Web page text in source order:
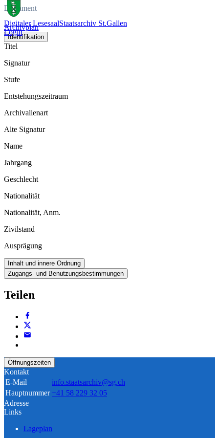
Digitaler LesesaalStaatsarchiv St.Gallen
Login
Dokument
Archivplan
Identifikation
Titel
Signatur
Stufe
Entstehungszeitraum
Archivalienart
Alte Signatur
Name
Jahrgang
Geschlecht
Nationalität
Nationalität, Anm.
Zivilstand
Ausprägung
Inhalt und innere Ordnung
Zugangs- und Benutzungsbestimmungen
Teilen
Öffnungszeiten
Kontakt
E-Mail
info.staatsarchiv@sg.ch
Hauptnummer +41 58 229 32 05
Adresse
Links
Lageplan